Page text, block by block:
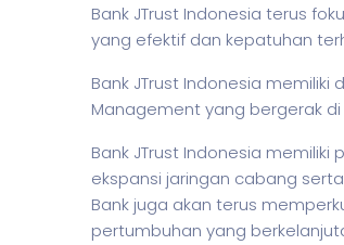
Bank JTrust Indonesia terus
yang efektif dan kepatuhan
Bank JTrust Indonesia memiliki
Management yang bergerak
Bank JTrust Indonesia
ekspansi jaringan cabang
Bank juga akan terus
pertumbuhan yang